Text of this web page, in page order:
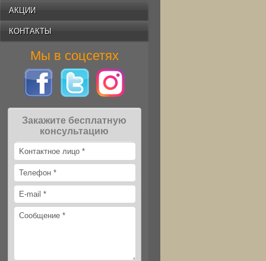
АКЦИИ
КОНТАКТЫ
Мы в соцсетях
Закажите бесплатную
консультацию